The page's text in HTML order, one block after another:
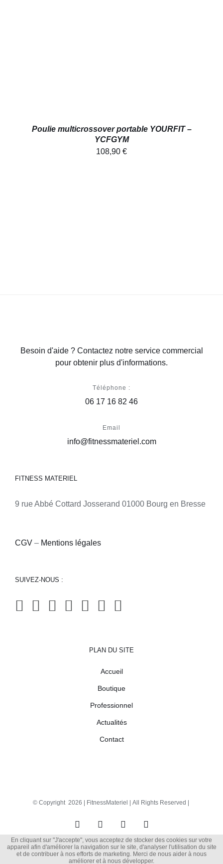
Poulie multicrossover portable YOURFIT –
YCFGYM
108,90 €
Besoin d'aide ? Contactez notre service commercial
pour obtenir plus d'informations.
Téléphone :
06 17 16 82 46
Email
info@fitnessmateriel.com
FITNESS MATERIEL
9 rue Abbé Cottard Josserand 01000 Bourg en Bresse
CGV – Mentions légales
SUIVEZ-NOUS :
PLAN DU SITE
Accueil
Boutique
Professionnel
Actualités
Contact
© Copyright 2026 | FitnessMateriel | All Rights Reserved |
Facebook
X InstagramPinterest
En cliquant sur "J'accepte", vous acceptez de stocker des cookies sur votre
appareil afin d'améliorer la navigation sur le site, d'analyser l'utilisation du site
et de contribuer à nos efforts de marketing. Merci de nous aider à nous
améliorer et à nous développer.